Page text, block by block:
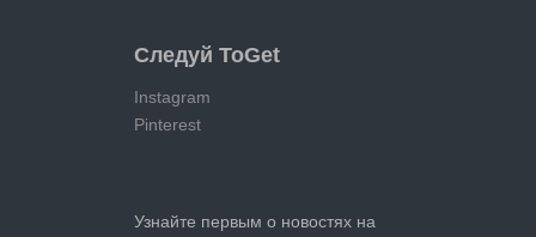
Следуй ToGet
Instagram
Pinterest
Узнайте первым о новостях на